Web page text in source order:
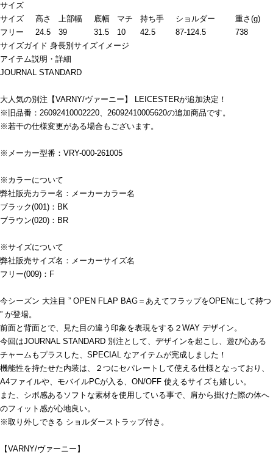
サイズ
サイズ
高さ 上部幅 底幅 マチ 持ち手 ショルダー
重さ(g)
フリー
24.5 39 31.5 10 42.5 87-124.5
738
サイズガイド 身長別サイズイメージ
アイテム説明・詳細
JOURNAL STANDARD
大人気の別注【VARNY/ヴァーニー】 LEICESTERが追加決定！
※旧品番：26092410002220、26092410005620の追加商品です。
※若干の仕様変更がある場合もございます。
※メーカー型番：VRY-000-261005
※カラーについて
弊社販売カラー名：メーカーカラー名
ブラック(001)：BK
ブラウン(020)：BR
※サイズについて
弊社販売サイズ名：メーカーサイズ名
フリー(009)：F
今シーズン 大注目 ” OPEN FLAP BAG＝あえてフラップをOPENにして持つ
” が登場。
前面と背面とで、見た目の違う印象を表現をする２WAY デザイン。
今回はJOURNAL STANDARD 別注として、デザインを起こし、遊び心ある
チャームもプラスした、SPECIAL なアイテムが完成しました！
機能性を持たせた内装は、２つにセパレートして使える仕様となっており、
A4ファイルや、モバイルPCが入る、ON/OFF 使えるサイズも嬉しい。
また、シボ感あるソフトな素材を使用している事で、肩から掛けた際の体へ
のフィット感が心地良い。
※取り外しできる ショルダーストラップ付き。
【VARNY/ヴァーニー】